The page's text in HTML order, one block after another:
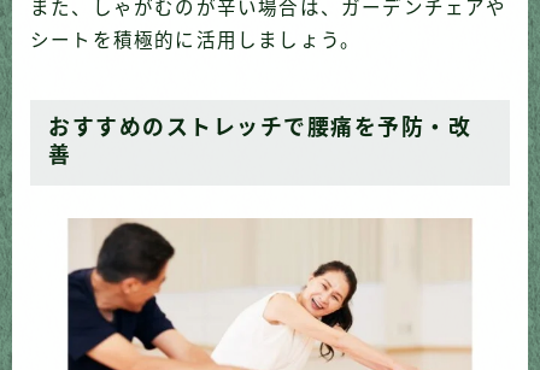
また、しゃがむのが辛い場合は、ガーデンチェアや
シートを積極的に活用しましょう。
おすすめのストレッチで腰痛を予防・改
善